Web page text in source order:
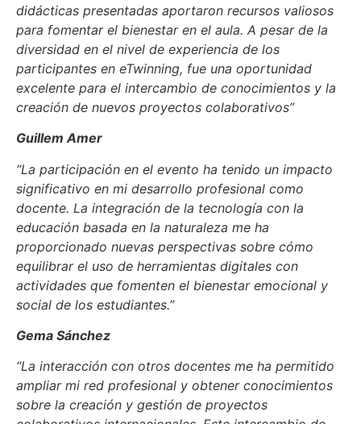
didácticas presentadas aportaron recursos valiosos
para fomentar el bienestar en el aula. A pesar de la
diversidad en el nivel de experiencia de los
participantes en eTwinning, fue una oportunidad
excelente para el intercambio de conocimientos y la
creación de nuevos proyectos colaborativos”
Guillem Amer
“La participación en el evento ha tenido un impacto
significativo en mi desarrollo profesional como
docente. La integración de la tecnología con la
educación basada en la naturaleza me ha
proporcionado nuevas perspectivas sobre cómo
equilibrar el uso de herramientas digitales con
actividades que fomenten el bienestar emocional y
social de los estudiantes.”
Gema Sánchez
“La interacción con otros docentes me ha permitido
ampliar mi red profesional y obtener conocimientos
sobre la creación y gestión de proyectos